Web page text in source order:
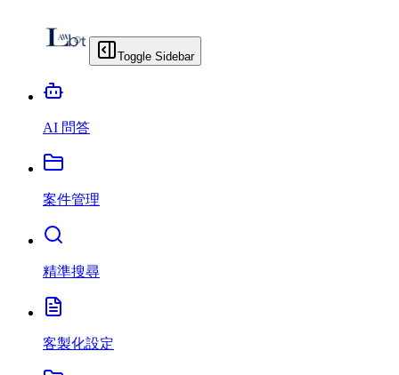
Toggle Sidebar
AI 問答
案件管理
精準搜尋
客製化設定